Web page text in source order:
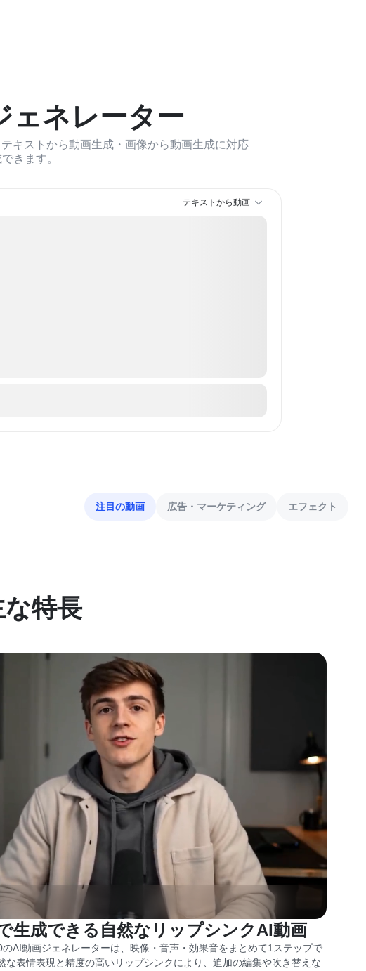
ェネレーター
キストから動画生成・画像から動画生成に対応
きます。
テキストから動画
注目の動画 広告・マーケティング エフェクト
特長
生成できる自然なリップシンクAI動画
AI動画ジェネレーターは、映像・音声・効果音をまとめて1ステップで
な表情表現と精度の高いリップシンクにより、追加の編集や吹き替えな